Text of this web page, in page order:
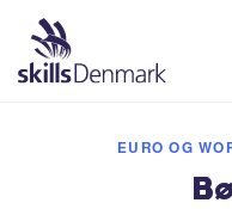
EURO OG